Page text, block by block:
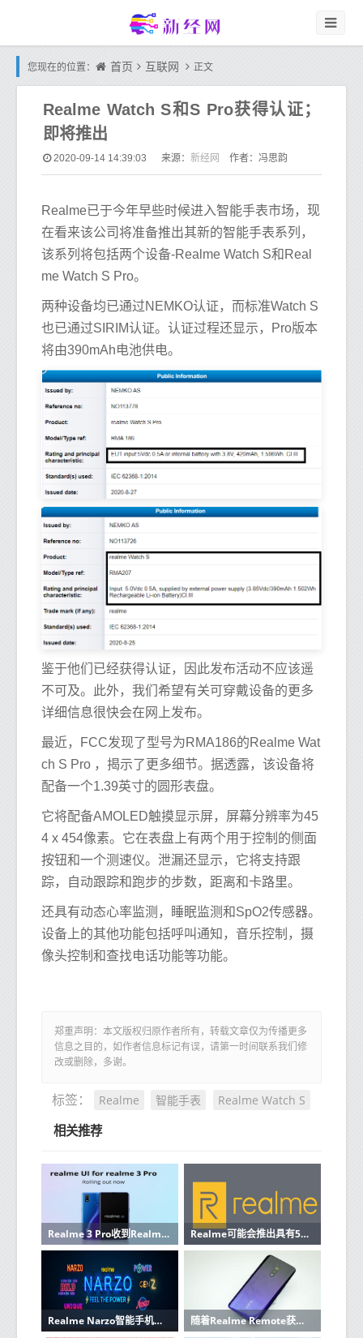
您现在的位置： 首页 互联网 正文
Realme Watch S和S Pro获得认证；
即将推出
2020-09-14 14:39:03 来源： 新经网 作者：冯思韵
Realme已于今年早些时候进入智能手表市场，现
在看来该公司将准备推出其新的智能手表系列，
该系列将包括两个设备-Realme Watch S和Real
me Watch S Pro。
两种设备均已通过NEMKO认证，而标准Watch S
也已通过SIRIM认证。认证过程还显示，Pro版本
将由390mAh电池供电。
鉴于他们已经获得认证，因此发布活动不应该遥
不可及。此外，我们希望有关可穿戴设备的更多
详细信息很快会在网上发布。
最近，FCC发现了型号为RMA186的Realme Wat
ch S Pro ，揭示了更多细节。据透露，该设备将
配备一个1.39英寸的圆形表盘。
它将配备AMOLED触摸显示屏，屏幕分辨率为45
4 x 454像素。它在表盘上有两个用于控制的侧面
按钮和一个测速仪。泄漏还显示，它将支持跟
踪，自动跟踪和跑步的步数，距离和卡路里。
还具有动态心率监测，睡眠监测和SpO2传感器。
设备上的其他功能包括呼叫通知，音乐控制，摄
像头控制和查找电话功能等功能。
郑重声明：本文版权归原作者所有，转载文章仅为传播更多
信息之目的，如作者信息标记有误，请第一时间联系我们修
改或删除，多谢。
标签： Realme 智能手表 Realme Watch S
相关推荐
Realme 3 Pro收到Realme UI和Android 10的稳定更新 Realme可能会推出具有5000mAh电池和三摄像头的智能手机
Realme Narzo智能手机系列即将发布，将在Poco和Redmi上亮相 随着Realme Remote获得蓝牙认证 Realme TV又迈进了一步